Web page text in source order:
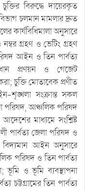
বিরুদ্ধে দায়েরকৃত
চলমান মামলার দ্রুত
কার্যবিধিমালা অনুসারে
গ্রহণ ও ভেটিং গ্রহণ
আইন ও তিন পার্বত্য
প্রণয়ন ও গেজেট
চুক্তি মোতাবেক প্রণীত
শৃঙ্খলা সংক্রান্ত সকল
পরিষদ, আঞ্চলিক পরিষদ
আদেশের মাধ্যমে সংশ্লিষ্ট
পার্বত্য জেলা পরিষদ ও
বিদ্যমান আইন অনুসারে
পরিষদ ও তিন পার্বত্য
ভূমি ও ভূমি ব্যবস্থাপনা
চট্টগ্রামের তিন পার্বত্য